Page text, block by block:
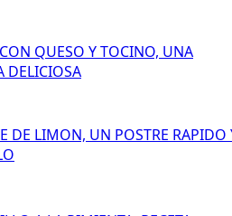
QUESO Y TOCINO, UNA
DELICIOSA
DE LIMON, UN POSTRE RAPIDO